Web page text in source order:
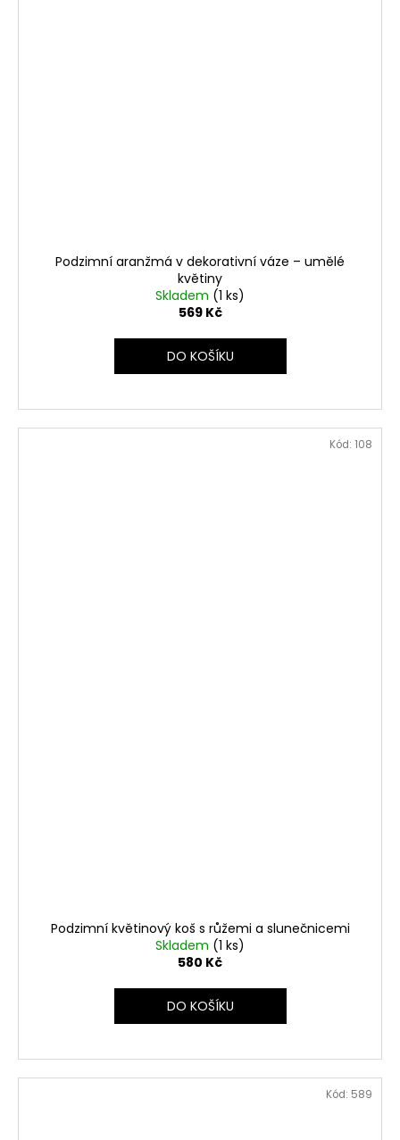
Podzimní aranžmá v dekorativní váze – umělé
květiny
Skladem (1 ks)
569 Kč
DO KOŠÍKU
Podzimní květinový koš s růžemi a slunečnicemi
Skladem (1 ks)
580 Kč
DO KOŠÍKU
Kód: 108
Kód: 589